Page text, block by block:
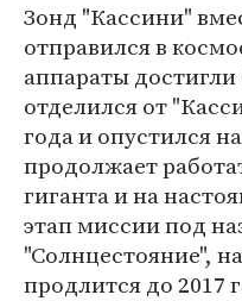
Зонд "Кассини"
отправился в
аппараты
отделился от
года и опустился
продолжает
гиганта и на
этап миссии под
"Солнцестояние",
продлится до 2017